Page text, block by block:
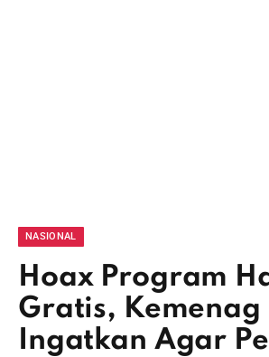
NASIONAL
Hoax Program
Gratis, Kemenag
Ingatkan Agar